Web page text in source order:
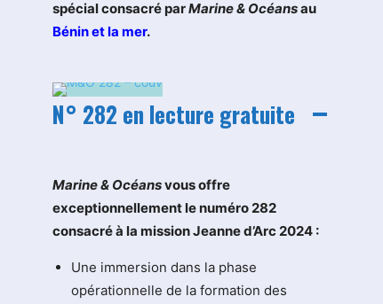
spécial consacré parMarine & Océansau
Bénin et la mer.
N° 282 en lecture gratuite
Marine & Océansvous offre
exceptionnellement le numéro 282
consacré à la mission Jeanne d’Arc 2024 :
Une immersion dans la phase
opérationnelle de la formation des